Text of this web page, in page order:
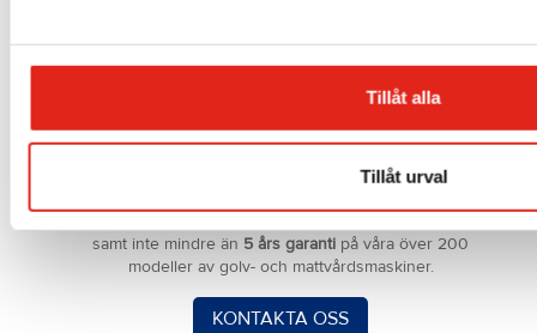
Tillåt alla
Tillåt urval
samt inte mindre än 5 års garanti på våra över 200
modeller av golv- och mattvårdsmaskiner.
KONTAKTA OSS